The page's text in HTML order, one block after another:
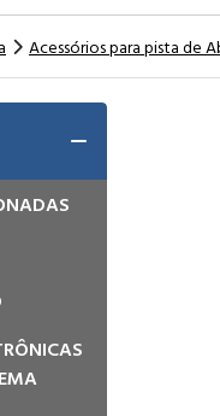
Acessórios para pista de